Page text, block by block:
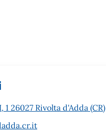
26027 Rivolta d'Adda (CR)